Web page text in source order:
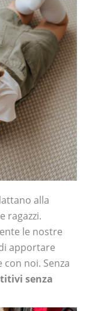
alla
ragazzi.
le nostre
apportare
noi. Senza
senza